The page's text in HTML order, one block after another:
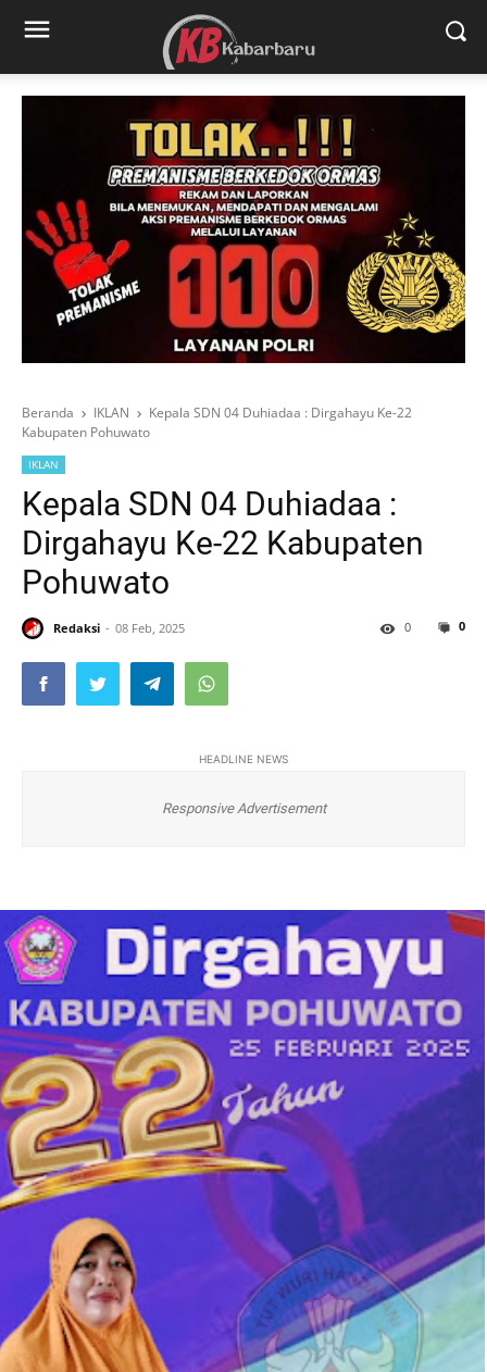
Beranda IKLAN
Kepala SDN 04 Duhiadaa : Dirgahayu Ke-22
Kabupaten Pohuwato
IKLAN
Kepala SDN 04 Duhiadaa :
Dirgahayu Ke-22 Kabupaten
Pohuwato
Redaksi 08 Feb, 2025 0
0
HEADLINE NEWS
Responsive Advertisement